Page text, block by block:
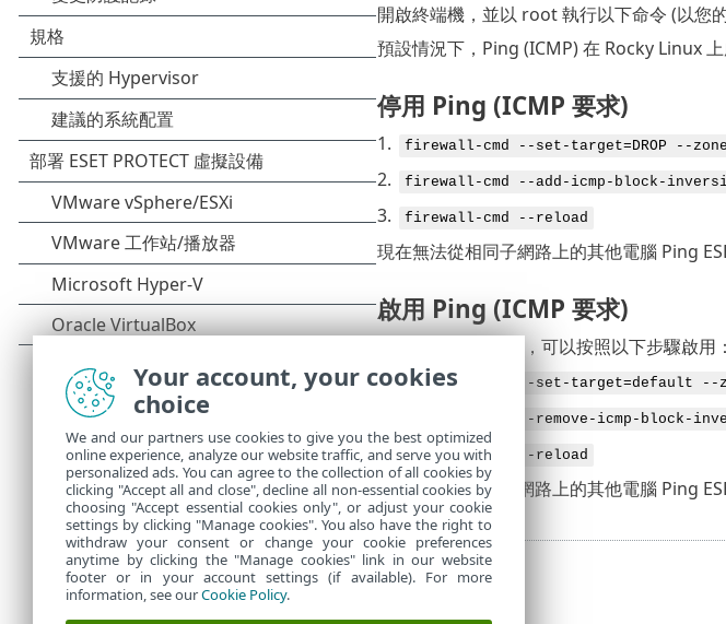
開啟終端機，並以 root 執行以下命令 (以您
預設情況下，Ping (ICMP) 在 Rocky Linux 上
停用 Ping (ICMP 要求)
1. firewall-cmd --set-target=DROP --
2. firewall-cmd --add-icmp-block-
3. firewall-cmd --reload
現在無法從相同子網路上的其他電腦 Ping
啟用 Ping (ICMP 要求)
如果您停用了 Ping，可以按照以下步驟啟用：
1.
firewall-cmd --set-target=default --
firewall-cmd --remove-icmp-block-
3. firewall-cmd --reload
現在可以從相同子網路上的其他電腦 Ping
Your account, your cookies
choice
We and our partners use cookies to give you the best optimized
online experience, analyze our website traffic, and serve you with
personalized ads. You can agree to the collection of all cookies by
clicking "Accept all and close", decline all non-essential cookies by
choosing "Accept essential cookies only", or adjust your cookie
settings by clicking "Manage cookies". You also have the right to
withdraw your consent or change your cookie preferences
anytime by clicking the "Manage cookies" link in our website
footer or in your account settings (if available). For more
information, see ourCookie Policy.